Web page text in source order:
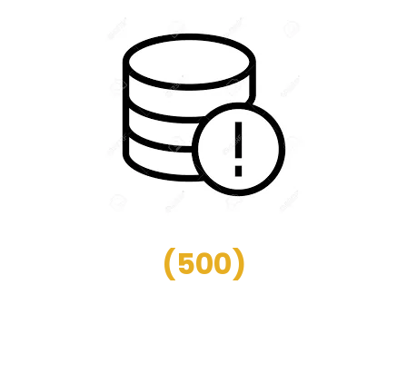
(500)